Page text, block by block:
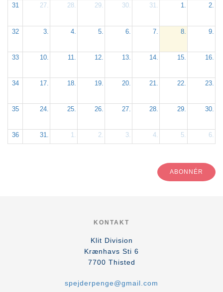
31
27. 28. 29. 30. 31. 1. 2.
32 3. 4. 5. 6. 7. 8. 9.
33 10. 11. 12. 13. 14. 15. 16.
34 17. 18. 19. 20. 21. 22. 23.
35 24. 25. 26. 27. 28. 29. 30.
36 31. 1. 2. 3. 4. 5. 6.
ABONNÉR
KONTAKT
Klit Division
Krænhavs Sti 6
7700 Thisted
spejderpenge@gmail.com